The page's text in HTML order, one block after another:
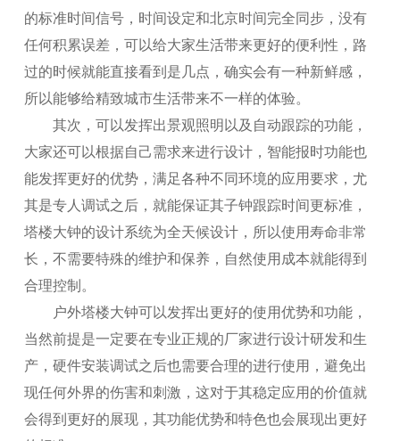
的标准时间信号，时间设定和北京时间完全同步，没有
任何积累误差，可以给大家生活带来更好的便利性，路
过的时候就能直接看到是几点，确实会有一种新鲜感，
所以能够给精致城市生活带来不一样的体验。
其次，可以发挥出景观照明以及自动跟踪的功能，
大家还可以根据自己需求来进行设计，智能报时功能也
能发挥更好的优势，满足各种不同环境的应用要求，尤
其是专人调试之后，就能保证其子钟跟踪时间更标准，
塔楼大钟的设计系统为全天候设计，所以使用寿命非常
长，不需要特殊的维护和保养，自然使用成本就能得到
合理控制。
户外塔楼大钟可以发挥出更好的使用优势和功能，
当然前提是一定要在专业正规的厂家进行设计研发和生
产，硬件安装调试之后也需要合理的进行使用，避免出
现任何外界的伤害和刺激，这对于其稳定应用的价值就
会得到更好的展现，其功能优势和特色也会展现出更好